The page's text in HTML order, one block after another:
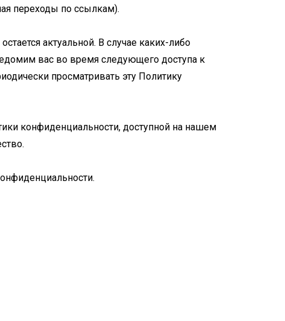
переходы по ссылкам).
актуальной. В случае каких-либо
вас во время следующего доступа к
просматривать эту Политику
конфиденциальности, доступной на нашем